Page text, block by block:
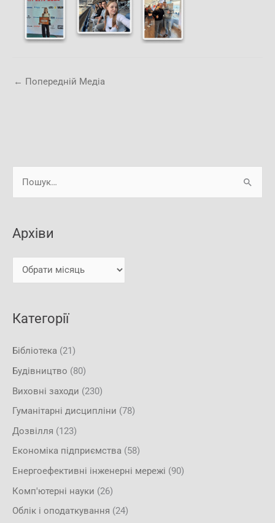
← Попередній Медіа
а
т
Архіви
Категорії
Бібліотека (21)
Будівництво (80)
Виховні заходи (230)
Гуманітарні дисципліни (78)
Дозвілля (123)
Економіка підприємства (58)
Енергоефективні інженерні мережі (90)
Комп'ютерні науки (26)
Облік і оподаткування (24)